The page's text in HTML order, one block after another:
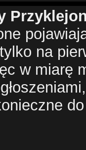
na
w miarę